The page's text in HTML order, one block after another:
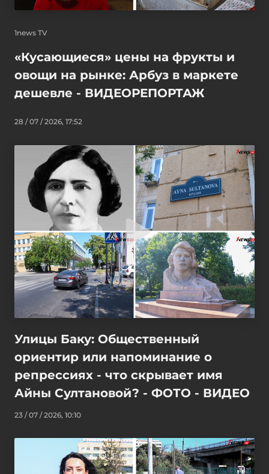
1news TV
«Кусающиеся» цены на фрукты и
овощи на рынке: Арбуз в маркете
дешевле - ВИДЕОРЕПОРТАЖ
28 / 07 / 2026, 17:52
Улицы Баку: Общественный
ориентир или напоминание о
репрессиях - что скрывает имя
Айны Султановой? - ФОТО - ВИДЕО
23 / 07 / 2026, 10:10